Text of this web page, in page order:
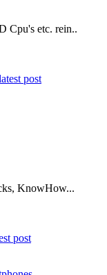
Cpu's etc. rein..
post
KnowHow...
post